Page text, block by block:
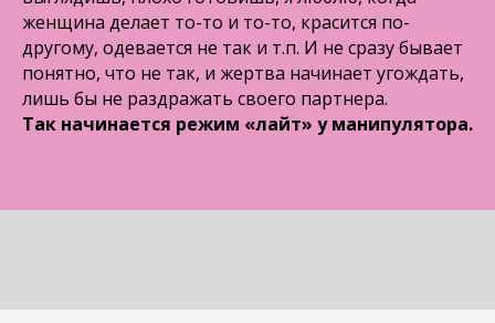
женщина делает то-то и то-то, красится по-
другому, одевается не так и т.п. И не сразу бывает
понятно, что не так, и жертва начинает угождать,
лишь бы не раздражать своего партнера.
Так начинается режим «лайт» у манипулятора.